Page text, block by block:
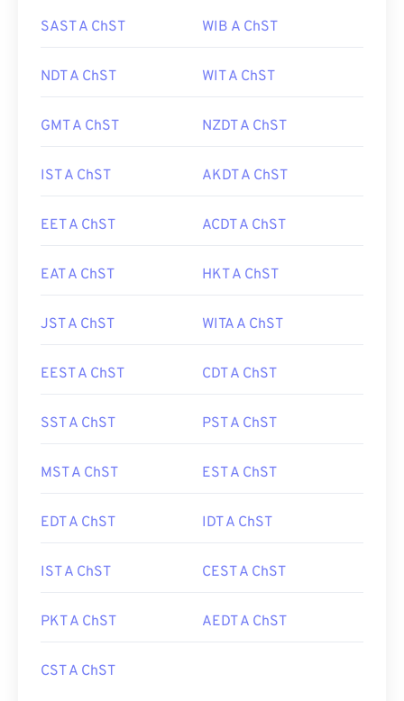
SAST A ChST WIB A ChST
NDT A ChST WIT A ChST
GMT A ChST NZDT A ChST
IST A ChST AKDT A ChST
EET A ChST ACDT A ChST
EAT A ChST HKT A ChST
JST A ChST WITA A ChST
EEST A ChST CDT A ChST
SST A ChST PST A ChST
MST A ChST EST A ChST
EDT A ChST IDT A ChST
IST A ChST CEST A ChST
PKT A ChST AEDT A ChST
CST A ChST